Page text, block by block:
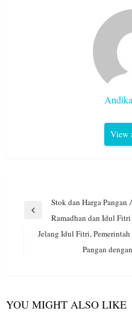
View
Navigasi
pos
Previous
Stok dan Harga Pangan
Ramadhan dan Idul Fitri
Jelang Idul Fitri, Pemerintah
Pangan
YOU MIGHT ALSO LIKE